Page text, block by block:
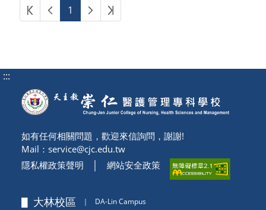
第一頁上一頁
1 下一頁最後頁
:::
如有任何相關問題，歡迎來信詢問，謝謝!
Mail： service@cjc.edu.tw
隱私權政策聲明
網站安全政策
▋ 大林校區 ｜ DA-Lin Campus